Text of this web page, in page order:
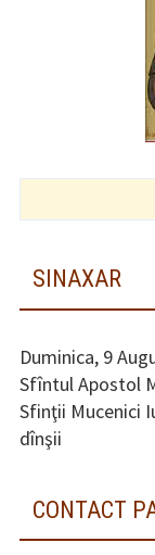
SINAXAR
Duminica, 9
Sfîntul Apostol
Sfinţii Mucenici
dînşii
CONTACT